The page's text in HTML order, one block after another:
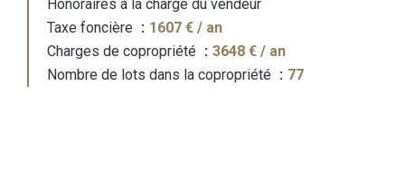
Honoraires à la charge du vendeur
Taxe foncière
1607 € / an
Charges de copropriété
3648 € / an
Nombre de lots dans la copropriété
77